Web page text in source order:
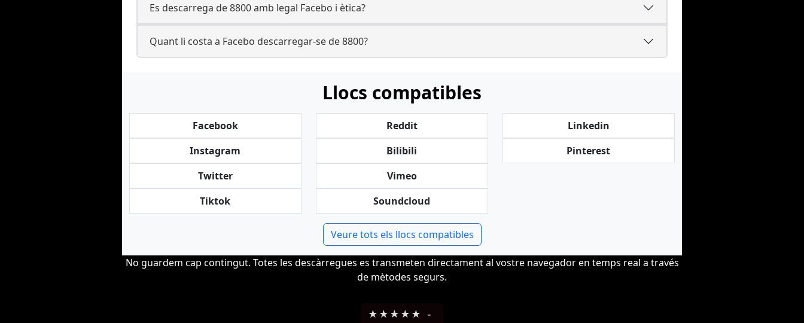
Es descarrega de 8800 amb legal Facebo i ètica?
Quant li costa a Facebo descarregar-se de 8800?
Llocs compatibles
Facebook
Instagram
Twitter
Tiktok
Reddit
Bilibili
Vimeo
Soundcloud
Linkedin
Pinterest
Veure tots els llocs compatibles
No guardem cap contingut. Totes les descàrregues es transmeten directament al vostre navegador en temps real a través
de mètodes segurs.
★ ★ ★ ★ ★ -